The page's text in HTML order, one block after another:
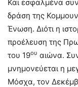
Και εσφαλμένα
δράση της
Ένωση. Διότι η
προέλευση της
του 19ου αιώνα.
μνημονεύεται η
Μόσχα, τον